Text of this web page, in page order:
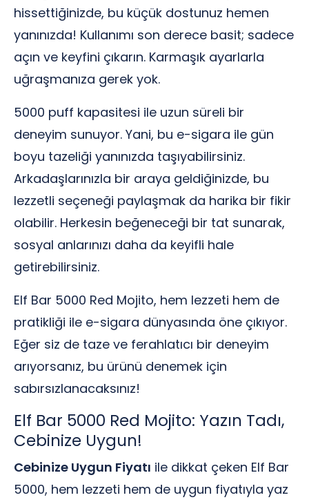
hissettiğinizde, bu küçük dostunuz hemen
yanınızda! Kullanımı son derece basit; sadece
açın ve keyfini çıkarın. Karmaşık ayarlarla
uğraşmanıza gerek yok.
5000 puff kapasitesi ile uzun süreli bir
deneyim sunuyor. Yani, bu e-sigara ile gün
boyu tazeliği yanınızda taşıyabilirsiniz.
Arkadaşlarınızla bir araya geldiğinizde, bu
lezzetli seçeneği paylaşmak da harika bir fikir
olabilir. Herkesin beğeneceği bir tat sunarak,
sosyal anlarınızı daha da keyifli hale
getirebilirsiniz.
Elf Bar 5000 Red Mojito, hem lezzeti hem de
pratikliği ile e-sigara dünyasında öne çıkıyor.
Eğer siz de taze ve ferahlatıcı bir deneyim
arıyorsanız, bu ürünü denemek için
sabırsızlanacaksınız!
Elf Bar 5000 Red Mojito: Yazın Tadı,
Cebinize Uygun!
Cebinize Uygun Fiyatı ile dikkat çeken Elf Bar
5000, hem lezzeti hem de uygun fiyatıyla yaz